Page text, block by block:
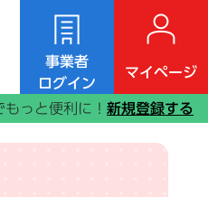
事業者
ログイン
マイページ
っと便利に！ 新規登録する
サイト内検索